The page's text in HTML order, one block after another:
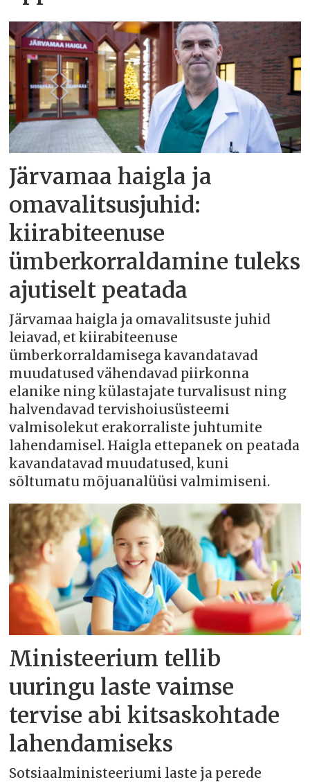
Järvamaa haigla ja
omavalitsusjuhid:
kiirabiteenuse
ümberkorraldamine tuleks
ajutiselt peatada
Järvamaa haigla ja omavalitsuste juhid
leiavad, et kiirabiteenuse
ümberkorraldamisega kavandatavad
muudatused vähendavad piirkonna
elanike ning külastajate turvalisust ning
halvendavad tervishoiusüsteemi
valmisolekut erakorraliste juhtumite
lahendamisel. Haigla ettepanek on peatada
kavandatavad muudatused, kuni
sõltumatu mõjuanalüüsi valmimiseni.
Ministeerium tellib
uuringu laste vaimse
tervise abi kitsaskohtade
lahendamiseks
Sotsiaalministeeriumi laste ja perede